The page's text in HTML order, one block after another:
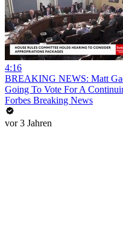
4:16
BREAKING NEWS: Matt
Going To Vote For A
Forbes Breaking News
vor 3 Jahren